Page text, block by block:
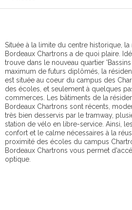
Située à la limite du centre historique,
Bordeaux Chartrons a de quoi plaire.
trouve dans le nouveau quartier
maximum de futurs diplômés, la
est située au coeur du campus des
des écoles, et seulement à quelques
commerces. Les bâtiments de la
Bordeaux Chartrons sont récents,
très bien desservis par le tramway,
station de vélo en libre-service. Ainsi,
confort et le calme nécessaires à la
proximité des écoles du campus
Bordeaux Chartrons vous permet
optique.